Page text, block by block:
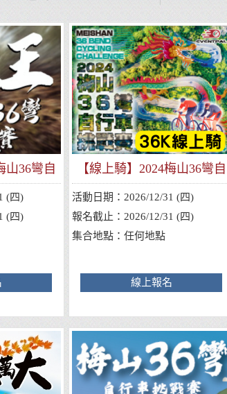
山36彎自
(四)
(四)
【線上騎】2024梅山36彎自
行車挑戰賽
活動日期： 2026/12/31 (四)
報名截止： 2026/12/31 (四)
集合地點： 任何地點
線上報名